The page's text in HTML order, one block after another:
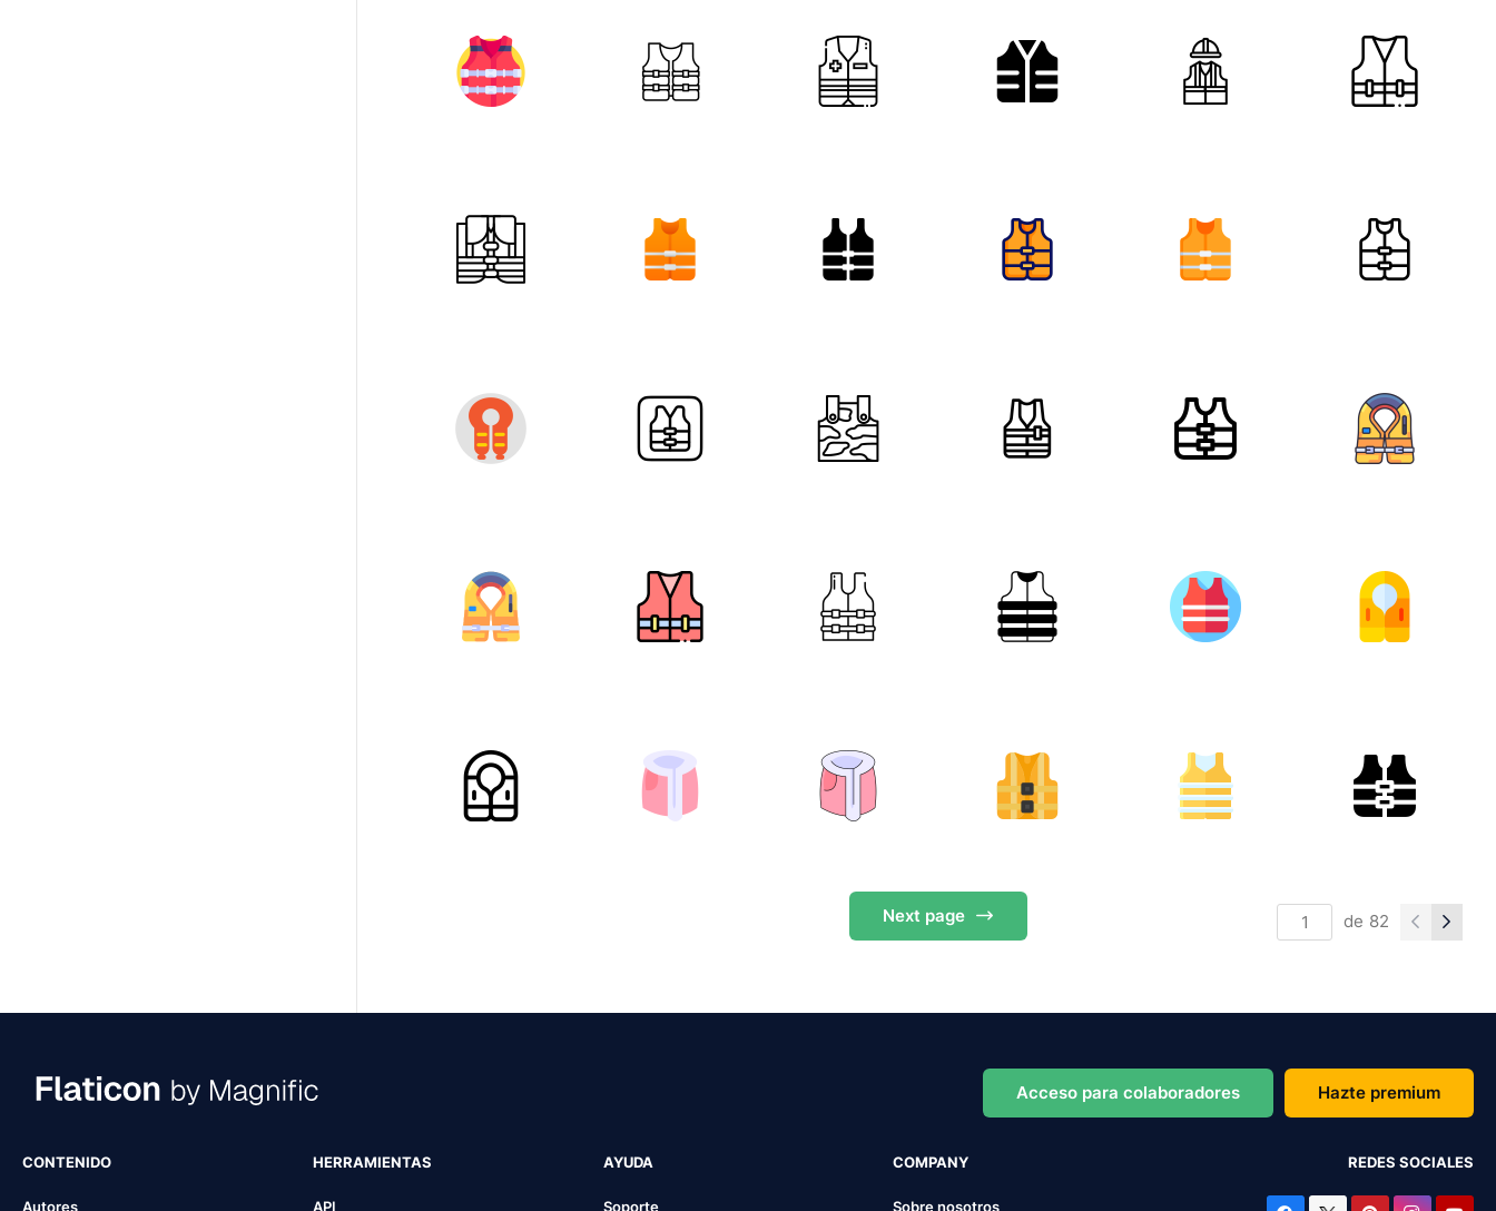
Next page de 82
Acceso para colaboradores Hazte premium
CONTENIDO
Autores
HERRAMIENTAS
API
AYUDA
Soporte
COMPANY
Sobre nosotros
REDES SOCIALES